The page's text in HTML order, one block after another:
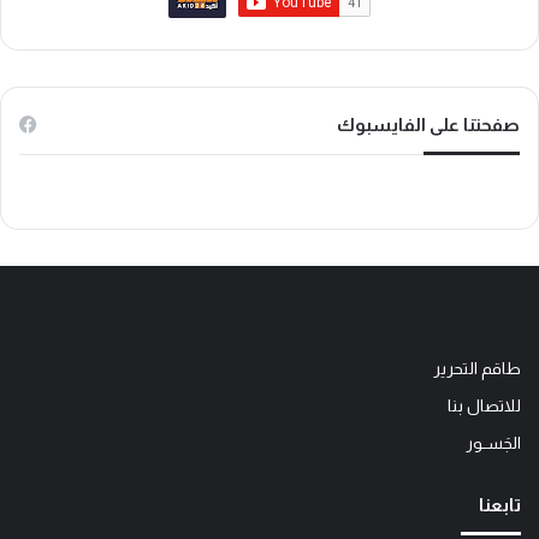
ك
ب
o
k
صفحتنا على الفايسبوك
طاقم التحرير
للاتصال بنا
الجَســور
تابعنا